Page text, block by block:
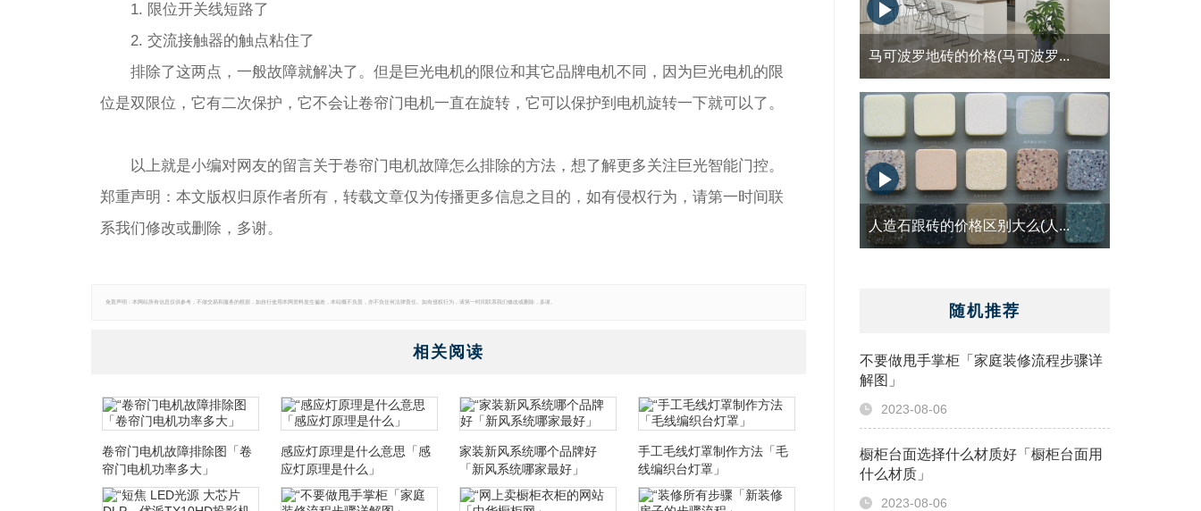
1. 限位开关线短路了
2. 交流接触器的触点粘住了
排除了这两点，一般故障就解决了。但是巨光电机的限位和其它品牌电机不同，因为巨光电机的限
位是双限位，它有二次保护，它不会让卷帘门电机一直在旋转，它可以保护到电机旋转一下就可以了。
以上就是小编对网友的留言关于卷帘门电机故障怎么排除的方法，想了解更多关注巨光智能门控。
郑重声明：本文版权归原作者所有，转载文章仅为传播更多信息之目的，如有侵权行为，请第一时间联
系我们修改或删除，多谢。
免责声明：本网站所有信息仅供参考，不做交易和服务的根据，如自行使用本网资料发生偏差，本站概不负责，亦不负任何法律责任。如有侵权行为，请第一时间联系我们修改或删除，多谢。
相关阅读
卷帘门电机故障排除图「卷
帘门电机功率多大」
感应灯原理是什么意思「感
应灯原理是什么」
家装新风系统哪个品牌好
「新风系统哪家最好」
手工毛线灯罩制作方法「毛
线编织台灯罩」
马可波罗地砖的价格(马可波罗...
人造石跟砖的价格区别大么(人...
随机推荐
不要做甩手掌柜「家庭装修流程步骤详
解图」
2023-08-06
橱柜台面选择什么材质好「橱柜台面用
什么材质」
2023-08-06